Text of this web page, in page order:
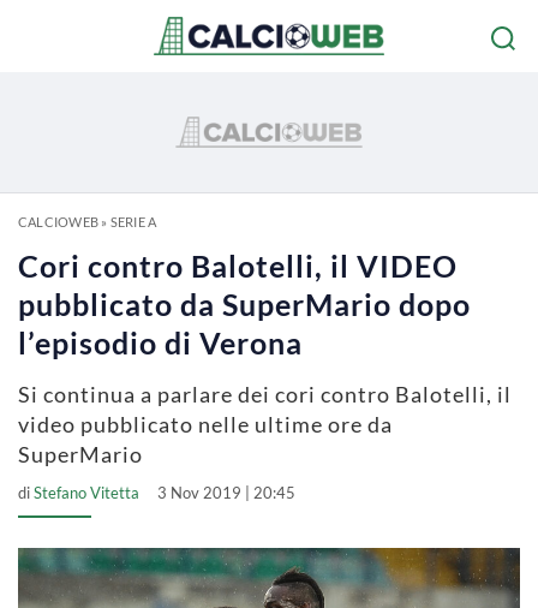
CALCIOWEB» SERIE A
Cori contro Balotelli, il VIDEO
pubblicato da SuperMario dopo
l’episodio di Verona
Si continua a parlare dei cori contro Balotelli, il
video pubblicato nelle ultime ore da
SuperMario
diStefano Vitetta 3 Nov 2019 | 20:45